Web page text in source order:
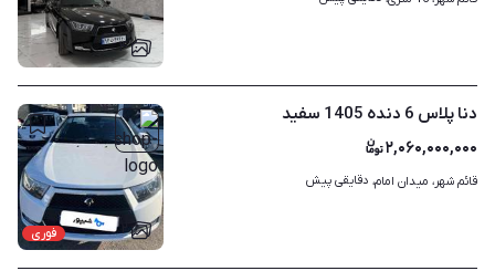
۴
فوری ۲
دنا پلاس 6 دنده 1405 سفید
۲,۰۶۰,۰۰۰,۰۰۰
قائم شهر، میدان امام، دقایقی پیش